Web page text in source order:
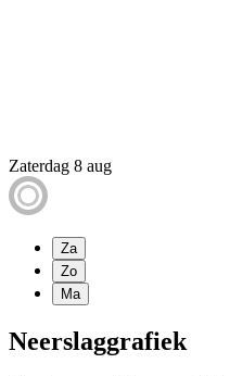
Zaterdag 8 aug
Za
Zo
Ma
Neerslaggrafiek